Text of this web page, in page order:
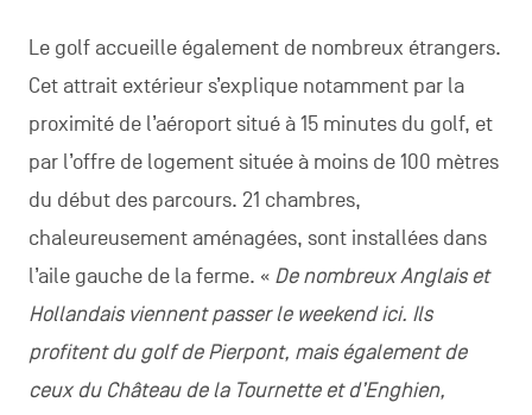
Le golf accueille également de nombreux étrangers.
Cet attrait extérieur s’explique notamment par la
proximité de l’aéroport situé à 15 minutes du golf, et
par l’offre de logement située à moins de 100 mètres
du début des parcours. 21 chambres,
chaleureusement aménagées, sont installées dans
l’aile gauche de la ferme. « De nombreux Anglais et
Hollandais viennent passer le weekend ici. Ils
profitent du golf de Pierpont, mais également de
ceux du Château de la Tournette et d’Enghien,